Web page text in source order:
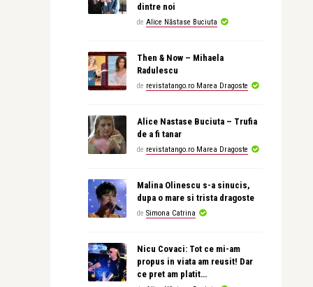
dintre noi
de Alice Năstase Buciuta
Then & Now – Mihaela
Radulescu
de revistatango.ro Marea Dragoste
Alice Nastase Buciuta – Trufia
de a fi tanar
de revistatango.ro Marea Dragoste
Malina Olinescu s-a sinucis,
dupa o mare si trista dragoste
de Simona Catrina
Nicu Covaci: Tot ce mi-am
propus in viata am reusit! Dar
ce pret am platit…